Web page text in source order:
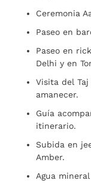
Ceremonia
Paseo en
Paseo en
Delhi y en
Visita del
amanecer.
Guía
itinerario.
Subida en
Amber.
Agua